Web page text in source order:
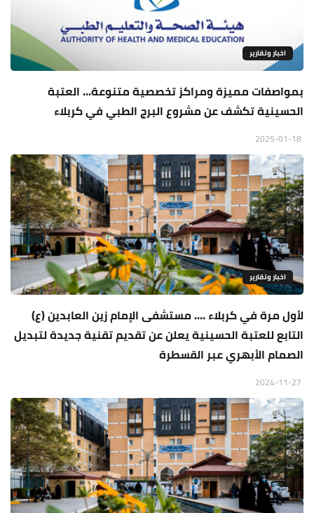
اخبار وتقارير
بمواصفات مميزة ومراكز تخصصية متنوعة... العتبة
الحسينية تكشف عن مشروع البرج الطبي في كربلاء
اخبار وتقارير
لأول مرة في كربلاء …. مستشفى الإمام زين العابدين (ع)
التابع للعتبة الحسينية يعلن عن تقديم تقنية جديدة لتبديل
الصمام الأبهري عبر القسطرة